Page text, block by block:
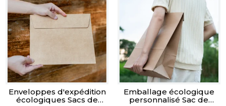
Enveloppes d'expédition
écologiques Sacs de
Emballage écologique
personnalisé Sac de